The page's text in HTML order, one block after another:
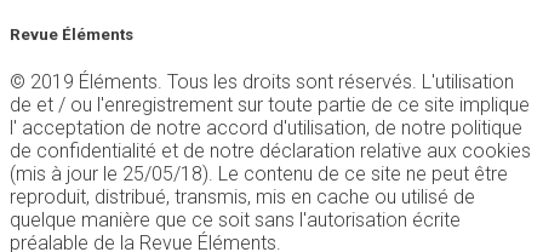
Revue Éléments
© 2019 Éléments. Tous les droits sont réservés. L'utilisation
de et / ou l'enregistrement sur toute partie de ce site implique
l' acceptation de notre accord d'utilisation, de notre politique
de confidentialité et de notre déclaration relative aux cookies
(mis à jour le 25/05/18). Le contenu de ce site ne peut être
reproduit, distribué, transmis, mis en cache ou utilisé de
quelque manière que ce soit sans l'autorisation écrite
préalable de la Revue Éléments.